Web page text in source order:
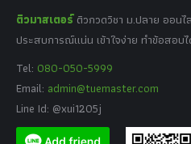
ติวมาสเตอร์ ติวกวดวิชา ม.ปลาย ออน
ประสบการณ์แน่น เข้าใจง่าย ทำข้อสอบ
Tel: 080-050-5999
Email: admin@tuemaster.com
Line Id: @xui1205j